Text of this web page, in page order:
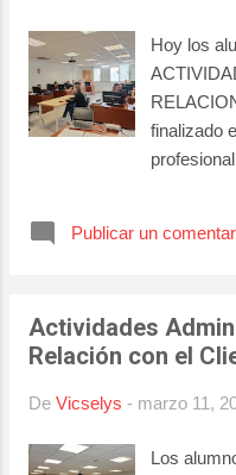
Hoy los
finalizado
de
Publicar un
Actividades
Relación con el
De Vicselys - marzo 11,
Los